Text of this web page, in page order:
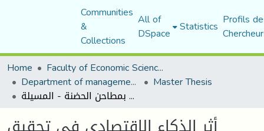
Communities
&
Collections
All of
DSpace Statistics Profils
Home
Faculty of Economic Sciences, Commerce and Management Sciences
Department of management sciences Master Thesis
أثر الذكاء الاقتصادي في تحقيق الميزة التنافسية دراسة ميدانية بمطاحن الحضنة - المسيلة